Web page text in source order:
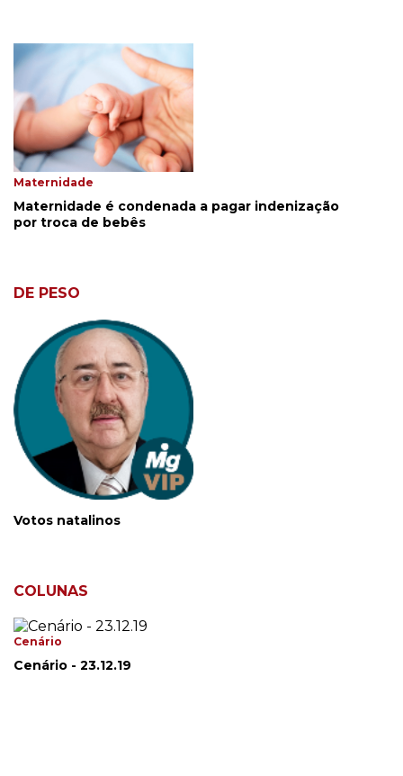
Maternidade
Maternidade é condenada a pagar indenização
por troca de bebês
DE PESO
Votos natalinos
COLUNAS
Cenário
Cenário - 23.12.19